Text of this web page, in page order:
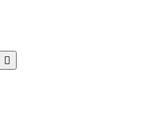
